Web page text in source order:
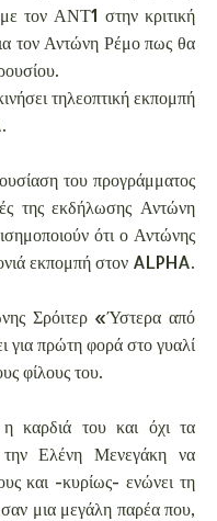
τον ΑΝΤ1 στην κριτική
τον Αντώνη Ρέμο πως θα
τηλεοπτική εκπομπή
του προγράμματος
της εκδήλωσης Αντώνη
ότι ο Αντώνης
εκπομπή στον ALPHA.
Σρόιτερ «Ύστερα από
για πρώτη φορά στο γυαλί
φίλους του.
καρδιά του και όχι τα
την Ελένη Μενεγάκη να
και -κυρίως- ενώνει τη
μια μεγάλη παρέα που,